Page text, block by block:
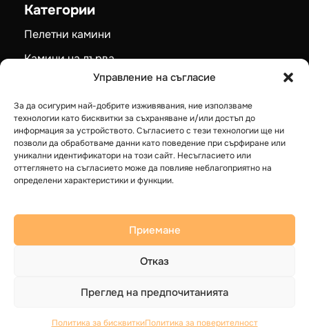
Управление на съгласие
За да осигурим най-добрите изживявания, ние използваме
технологии като бисквитки за съхраняване и/или достъп до
информация за устройството. Съгласието с тези технологии ще ни
позволи да обработваме данни като поведение при сърфиране или
уникални идентификатори на този сайт. Несъгласието или
оттеглянето на съгласието може да повлияе неблагоприятно на
определени характеристики и функции.
Приемане
Отказ
Преглед на предпочитанията
Политика за бисквиткиПолитика за поверителност
Категории
Пелетни камини
Камини на дърва
Котли на твърдо гориво
Термопомпи LG
Бойлери
Общи условияПолитика за Поверителност